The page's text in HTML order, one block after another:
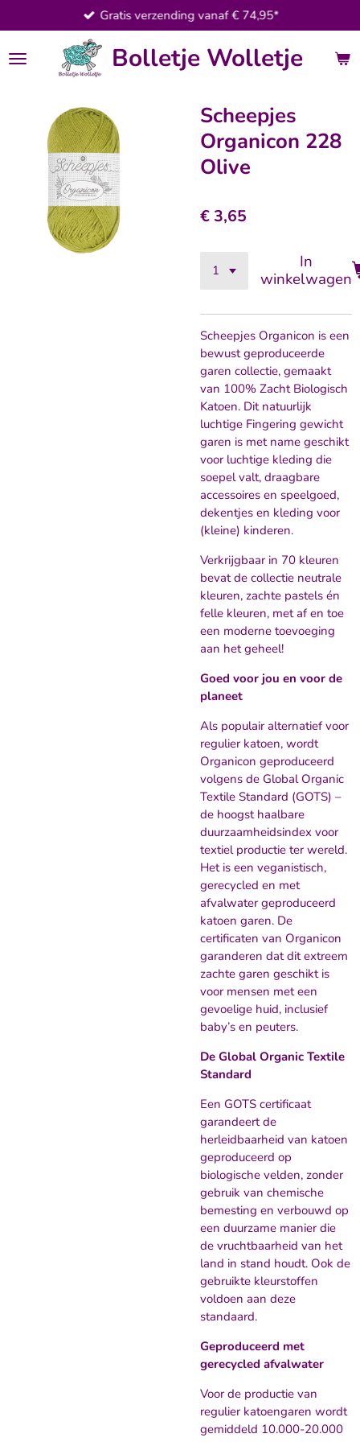
direct
naar
de
Bolletje Wolletje
Gratis verzending vanaf € 74,95*
Scheepjes
Organicon 228
Olive
€ 3,65
In
winkelwagen
Scheepjes Organicon is een
bewust geproduceerde
garen collectie, gemaakt
van 100% Zacht Biologisch
Katoen. Dit natuurlijk
luchtige Fingering gewicht
garen is met name geschikt
voor luchtige kleding die
soepel valt, draagbare
accessoires en speelgoed,
dekentjes en kleding voor
(kleine) kinderen.
Verkrijgbaar in 70 kleuren
bevat de collectie neutrale
kleuren, zachte pastels én
felle kleuren, met af en toe
een moderne toevoeging
aan het geheel!
Goed voor jou en voor de
planeet
Als populair alternatief voor
regulier katoen, wordt
Organicon geproduceerd
volgens de Global Organic
Textile Standard (GOTS) –
de hoogst haalbare
duurzaamheidsindex voor
textiel productie ter wereld.
Het is een veganistisch,
gerecycled en met
afvalwater geproduceerd
katoen garen. De
certificaten van Organicon
garanderen dat dit extreem
zachte garen geschikt is
voor mensen met een
gevoelige huid, inclusief
baby’s en peuters.
De Global Organic Textile
Standard
Een GOTS certificaat
garandeert de
herleidbaarheid van katoen
geproduceerd op
biologische velden, zonder
gebruik van chemische
bemesting en verbouwd op
een duurzame manier die
de vruchtbaarheid van het
land in stand houdt. Ook de
gebruikte kleurstoffen
voldoen aan deze
standaard.
Geproduceerd met
gerecycled afvalwater
Voor de productie van
regulier katoengaren wordt
gemiddeld 10.000-20.000